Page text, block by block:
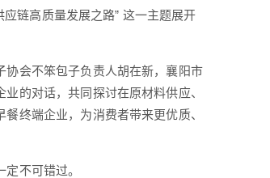
链高质量发展之路” 这一主题展开
会不笨包子负责人胡在新，襄阳市
的对话，共同探讨在原材料供应、
终端企业，为消费者带来更优质、
不可错过。